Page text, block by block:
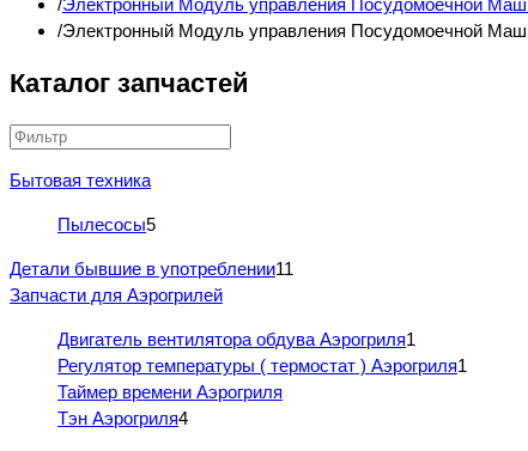
Электронный Модуль управления Посудомоечной
Электронный Модуль управления Посудомоечной
Каталог запчастей
Бытовая техника
Пылесосы5
Детали бывшие в употреблении11
Запчасти для Аэрогрилей
Двигатель вентилятора обдува Аэрогриля1
Регулятор температуры ( термостат ) Аэрогриля1
Таймер времени Аэрогриля
Тэн Аэрогриля4